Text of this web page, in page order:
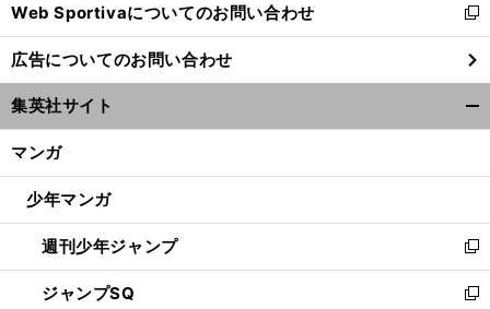
く
Web Sportivaについてのお問い合わせ
新
し
い
ウ
ィ
ン
ウ
開
く
広告についてのお問い合わせ
集英社サイト
マンガ
少年マンガ
週刊少年ジャンプ
新
し
い
ジャンプSQ
新